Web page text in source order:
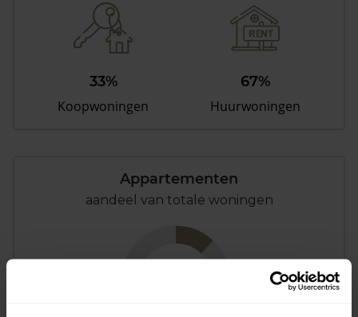
33%
Koopwoningen
67%
Huurwoningen
Appartementen
aandeel van totale woningen